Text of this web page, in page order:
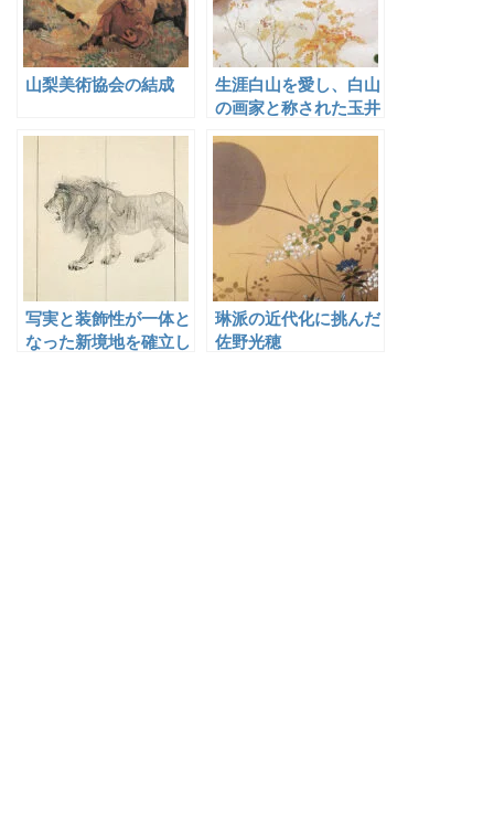
山梨美術協会の結成
生涯白山を愛し、白山
の画家と称された玉井
敬泉
写実と装飾性が一体と
なった新境地を確立し
琳派の近代化に挑んだ
佐野光穂